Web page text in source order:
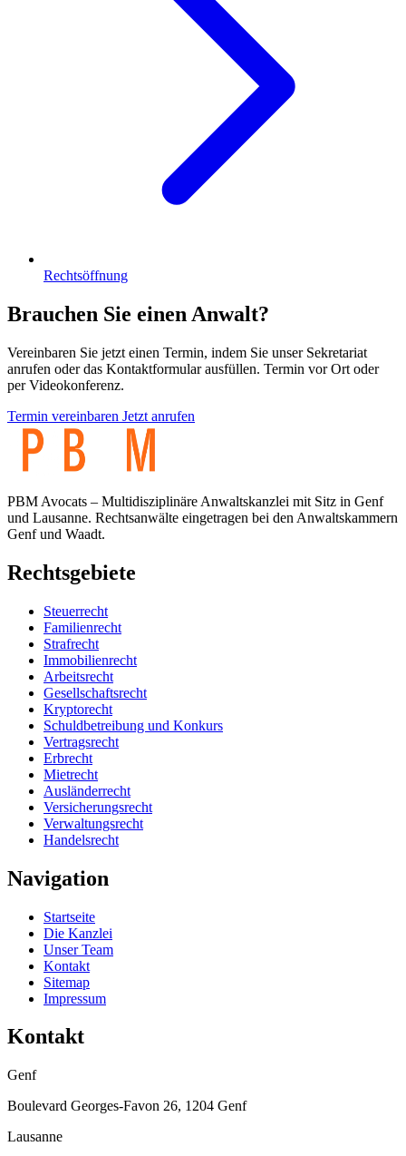
Rechtsöffnung
Brauchen Sie einen Anwalt?
Vereinbaren Sie jetzt einen Termin, indem Sie unser Sekretariat
anrufen oder das Kontaktformular ausfüllen. Termin vor Ort oder
per Videokonferenz.
Termin vereinbaren Jetzt anrufen
PBM Avocats – Multidisziplinäre Anwaltskanzlei mit Sitz in Genf
und Lausanne. Rechtsanwälte eingetragen bei den Anwaltskammern
Genf und Waadt.
Rechtsgebiete
Steuerrecht
Familienrecht
Strafrecht
Immobilienrecht
Arbeitsrecht
Gesellschaftsrecht
Kryptorecht
Schuldbetreibung und Konkurs
Vertragsrecht
Erbrecht
Mietrecht
Ausländerrecht
Versicherungsrecht
Verwaltungsrecht
Handelsrecht
Navigation
Startseite
Die Kanzlei
Unser Team
Kontakt
Sitemap
Impressum
Kontakt
Genf
Boulevard Georges-Favon 26, 1204 Genf
Lausanne